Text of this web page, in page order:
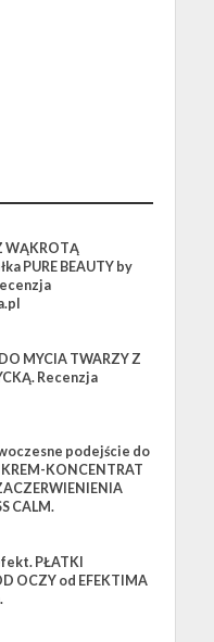
WĄKROTĄ
PURE BEAUTY by
MYCIA TWARZY Z
Recenzja
podejście do
KONCENTRAT
CALM.
PŁATKI
OCZY od EFEKTIMA